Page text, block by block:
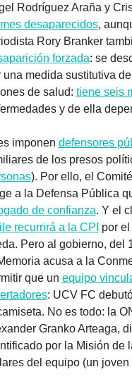
Rodríguez Araña y
desaparecidos,
Rory Branker
forzada: se
una medida sustitutiva
de salud: tiene seis
y de ella
imponen defensores
de los presos
). Por ello, el
a la Defensa Pública
de confianza
recurrirá a la CPI por
Pero al gobierno, del
acusa a la
que un equipo
: UCV FC
No es todo: la
Granko Arteaga,
por la Misión de
del equipo (un joven